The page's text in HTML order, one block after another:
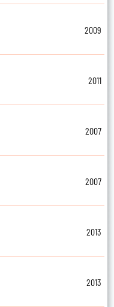
2009
2011
2007
2007
2013
2013